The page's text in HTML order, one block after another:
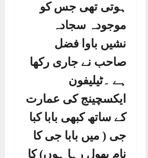
ہوتی تھی جس کو
موجودہ سجادہ
نشیں باوا فضل
صاحب نے جاری رکھا
ہے ۔ٹیلیفون
ایکسچینج کی عمارت
کے ساتھ کبھی بابا کبا
جی ( میں بابا جی کا
نام بھول رہا ہوں) کا